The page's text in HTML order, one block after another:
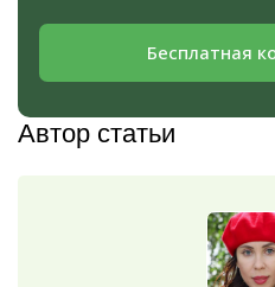
Бесплатная
Автор статьи